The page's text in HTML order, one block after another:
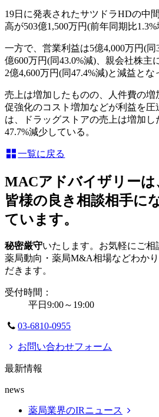
19日に発表されたサツドラHDの中
高が503億1,500万円(前年同期比1.3%
一方で、営業利益は5億4,000万円(
億600万円(同43.0%減)、親会社株主
2億4,600万円(同47.4%減)と減益とな
売上は増加したものの、人件費の増
促強化のコスト増加などが利益を
は、ドラッグストアの売上は増加
47.7%減少している。
一覧に戻る
MACアドバイザリーは
皆様の良き相談相手に
ています。
秘密厳守いたします。お気軽にご相
薬局動向・薬局M&A相場などわか
だきます。
受付時間：
平日9:00～19:00
03-6810-0955
お問い合わせフォーム
最新情報
news
薬局業界のIRニュース